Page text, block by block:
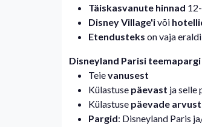
Täiskasvanute hinnad
Disney Village'ivõi
Etendusteks on vaja
Disneyland Parisi
Teievanusest
Külastuse päevast ja selle
Külastuse päevade arvust
Pargid: Disneyland Paris